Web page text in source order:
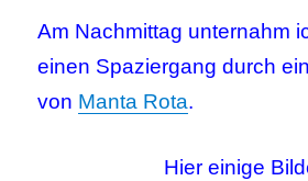
Am Nachmittag unternahm
einen Spaziergang durch
von Manta Rota.
Hier einige